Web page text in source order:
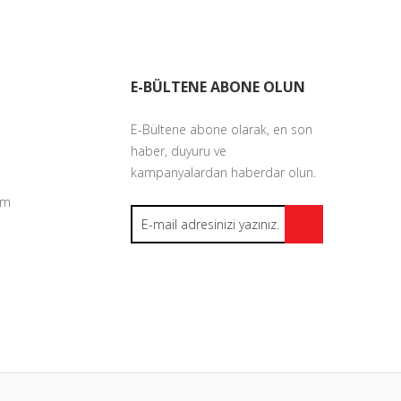
E-BÜLTENE ABONE OLUN
E-Bültene abone olarak, en son
haber, duyuru ve
kampanyalardan haberdar olun.